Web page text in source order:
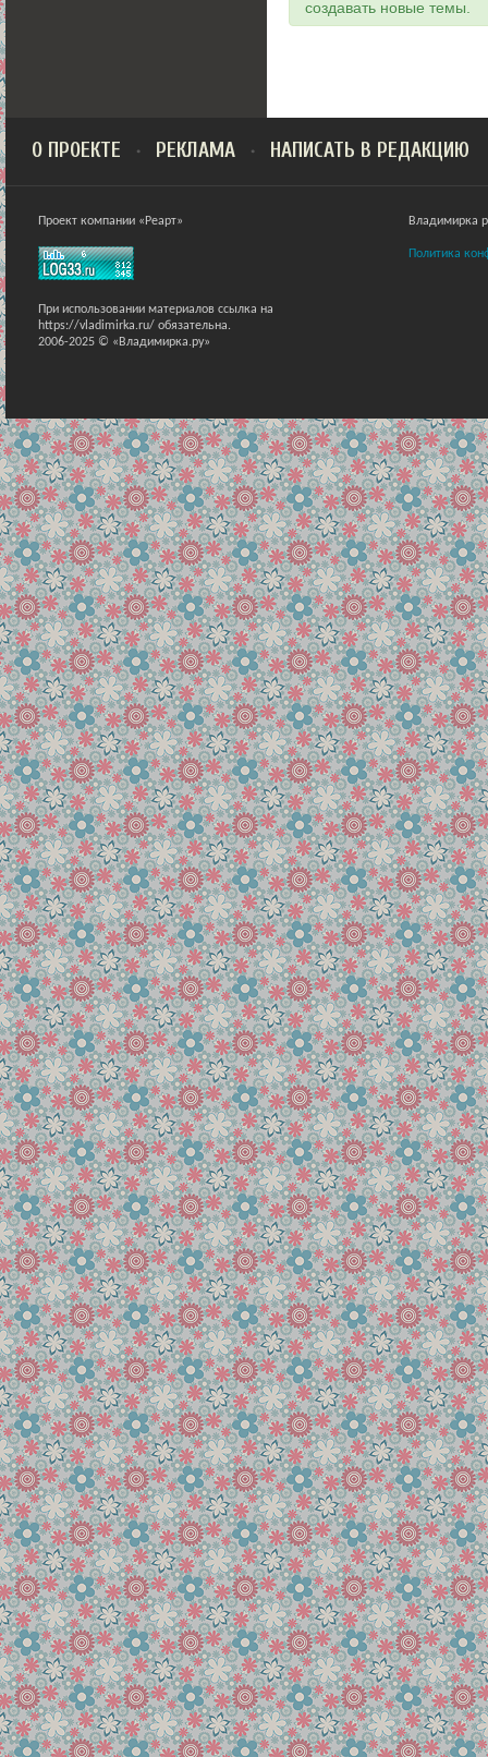
создавать новые темы.
О ПРОЕКТЕ РЕКЛАМА НАПИСАТЬ В РЕДАКЦИЮ
Проект компании «Реарт»
При использовании материалов ссылка на
https://vladimirka.ru/ обязательна.
2006-2025 © «Владимирка.ру»
Владимирка
Политика